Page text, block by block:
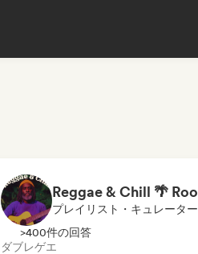
プレイリスト・キュレーター
>400件の回答
ダブレゲエ